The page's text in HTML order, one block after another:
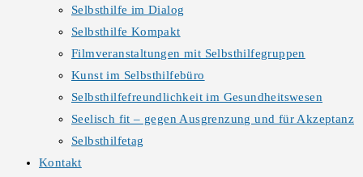
Selbsthilfe im Dialog
Selbsthilfe Kompakt
Filmveranstaltungen mit Selbsthilfegruppen
Kunst im Selbsthilfebüro
Selbsthilfefreundlichkeit im Gesundheitswesen
Seelisch fit – gegen Ausgrenzung und für Akzeptanz
Selbsthilfetag
Kontakt